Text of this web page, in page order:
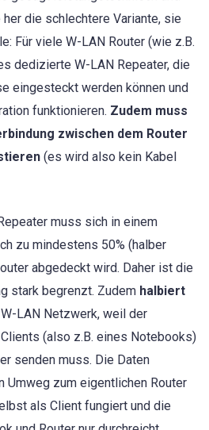
die schlechtere Variante, sie
Für viele W-LAN Router (wie z.B.
dedizierte W-LAN Repeater, die
eingesteckt werden können und
funktionieren. Zudem muss
zwischen dem Router
(es wird also kein Kabel
muss sich in einem
zu mindestens 50% (halber
abgedeckt wird. Daher ist die
stark begrenzt. Zudem halbiert
LAN Netzwerk, weil der
(also z.B. eines Notebooks)
senden muss. Die Daten
Umweg zum eigentlichen Router
als Client fungiert und die